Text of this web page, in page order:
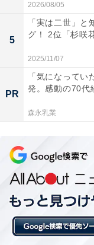
国内外から学生
で活躍していま
にも力を入れてお
ました。
2026/08/05
5
「実は二世」
グ！ 2位「杉咲
2025/11/07
PR
「気になって
発。感動の70代
森永乳業